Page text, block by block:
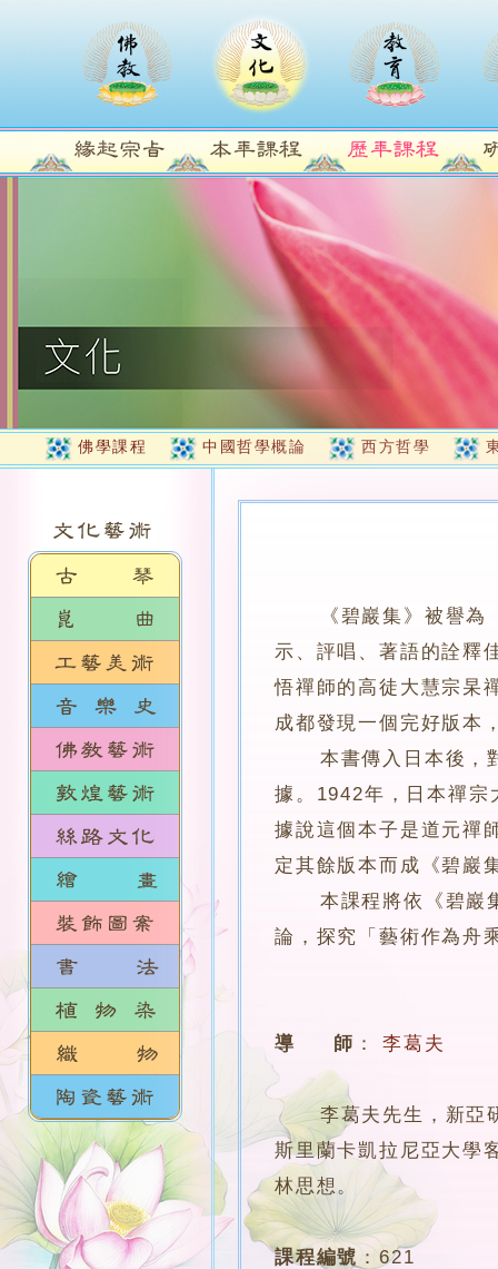
佛學課程 中國哲學概論 西方哲學
《碧巖集》被譽
示、評唱、著語的詮釋
悟禪師的高徒大慧宗杲
成都發現一個完好版本
本書傳入日本後，對
據。1942年，日本禪宗
據說這個本子是道元禪
定其餘版本而成《碧巖
本課程將依《碧巖集
論，探究「藝術作為舟
導 師 ： 李葛夫
李葛夫先生，新亞研
斯里蘭卡凱拉尼亞大學
林思想。
課程編號 ：621